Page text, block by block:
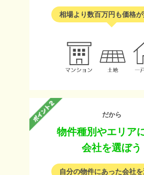
相場より数百万円も価格
だから
物件種別やエリア
会社を選ぼう
自分の物件にあった会社を